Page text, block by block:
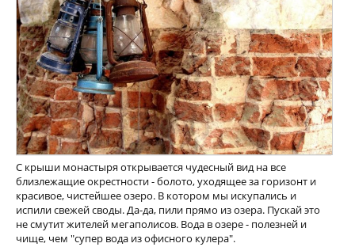
С крыши монастыря открывается чудесный вид на все
близлежащие окрестности - болото, уходящее за горизонт и
красивое, чистейшее озеро. В котором мы искупались и
испили свежей своды. Да-да, пили прямо из озера. Пускай это
не смутит жителей мегаполисов. Вода в озере - полезней и
чище, чем "супер вода из офисного кулера".